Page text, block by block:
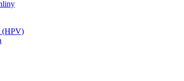
(HPV)